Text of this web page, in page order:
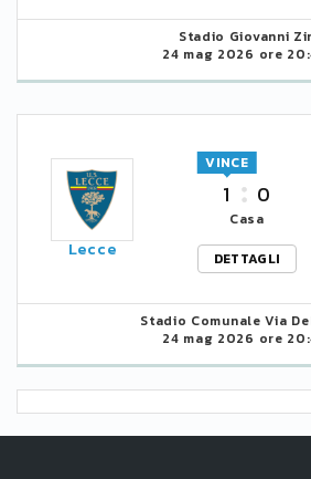
Stadio Giovanni
24 mag 2026 ore
Lecce
1
VINCE
0
Casa
DETTAGLI
Stadio Comunale Via
24 mag 2026 ore